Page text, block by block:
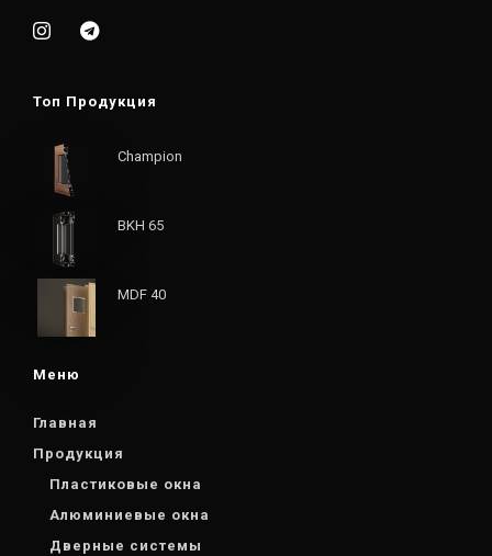
Топ Продукция
Champion
BKH 65
MDF 40
Меню
Главная
Продукция
Пластиковые окна
Алюминиевые окна
Дверные системы